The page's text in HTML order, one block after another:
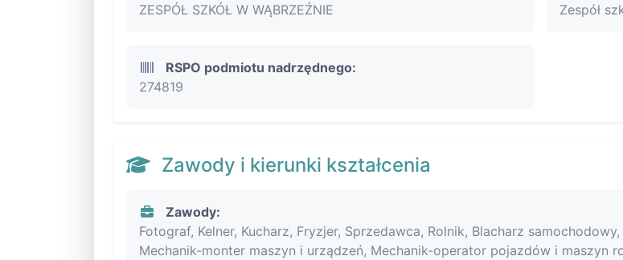
ZESPÓŁ SZKÓŁ W WĄBRZEŹNIE
Zespół
RSPO podmiotu nadrzędnego:
274819
Zawody i kierunki kształcenia
Zawody:
Fotograf, Kelner, Kucharz, Fryzjer, Sprzedawca, Rolnik, Blacharz
Mechanik-monter maszyn i urządzeń, Mechanik-operator pojazdów i maszyn